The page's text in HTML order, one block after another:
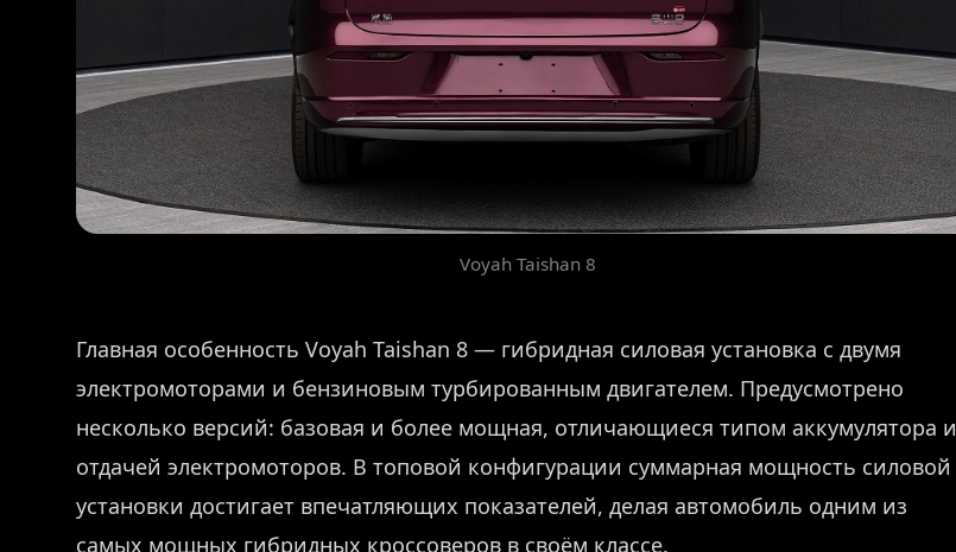
Voyah Taishan 8
Главная особенность Voyah Taishan 8 — гибридная силовая установка с двумя
электромоторами и бензиновым турбированным двигателем. Предусмотрено
несколько версий: базовая и более мощная, отличающиеся типом аккумулятора и
отдачей электромоторов. В топовой конфигурации суммарная мощность силовой
установки достигает впечатляющих показателей, делая автомобиль одним из
самых мощных гибридных кроссоверов в своём классе.